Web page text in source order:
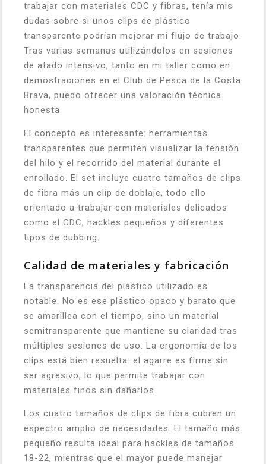
trabajar con materiales CDC y fibras, tenía mis
dudas sobre si unos clips de plástico
transparente podrían mejorar mi flujo de trabajo.
Tras varias semanas utilizándolos en sesiones
de atado intensivo, tanto en mi taller como en
demostraciones en el Club de Pesca de la Costa
Brava, puedo ofrecer una valoración técnica
honesta.
El concepto es interesante: herramientas
transparentes que permiten visualizar la tensión
del hilo y el recorrido del material durante el
enrollado. El set incluye cuatro tamaños de clips
de fibra más un clip de doblaje, todo ello
orientado a trabajar con materiales delicados
como el CDC, hackles pequeños y diferentes
tipos de dubbing.
Calidad de materiales y fabricación
La transparencia del plástico utilizado es
notable. No es ese plástico opaco y barato que
se amarillea con el tiempo, sino un material
semitransparente que mantiene su claridad tras
múltiples sesiones de uso. La ergonomía de los
clips está bien resuelta: el agarre es firme sin
ser agresivo, lo que permite trabajar con
materiales finos sin dañarlos.
Los cuatro tamaños de clips de fibra cubren un
espectro amplio de necesidades. El tamaño más
pequeño resulta ideal para hackles de tamaños
18-22, mientras que el mayor puede manejar